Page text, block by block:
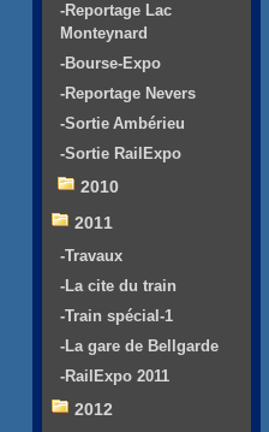
-Reportage Lac
Monteynard
-Bourse-Expo
-Reportage Nevers
-Sortie Ambérieu
-Sortie RailExpo
2010
2011
-Travaux
-La cite du train
-Train spécial-1
-La gare de Bellgarde
-RailExpo 2011
2012